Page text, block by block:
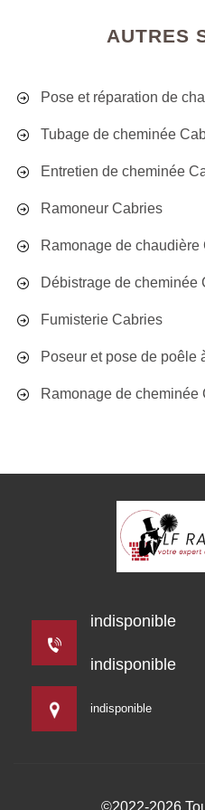
AUTRES
Pose et réparation de
Tubage de cheminée
Entretien de cheminée
Ramoneur Cabries
Ramonage de chaudière
Débistrage de cheminée
Fumisterie Cabries
Poseur et pose de poêle
Ramonage de cheminée
indisponible
indisponible
indisponible
©2022-2026